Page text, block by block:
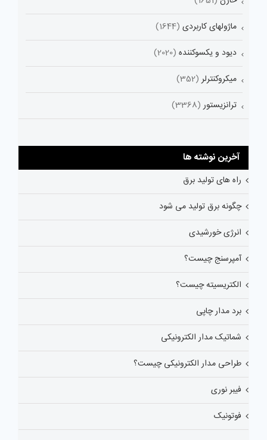
ماژولهای کاربردی (1644)
دیود و یکسوکننده (2020)
میکروکنترلر (352)
ترانزیستور (3368)
آخرین نوشته ها
راه های تولید برق
چگونه برق تولید می شود
انرژی خورشیدی
آمپرسنج چیست؟
الکتریسیته چیست؟
برد مدار چاپی
شماتیک مدار الکترونیکی
طراحی مدار الکترونیکی چیست؟
فیبر نوری
فوتونیک